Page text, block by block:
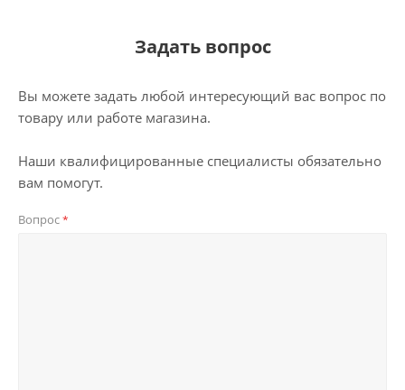
Задать вопрос
Вы можете задать любой интересующий вас вопрос по
товару или работе магазина.
Наши квалифицированные специалисты обязательно
вам помогут.
Вопрос*